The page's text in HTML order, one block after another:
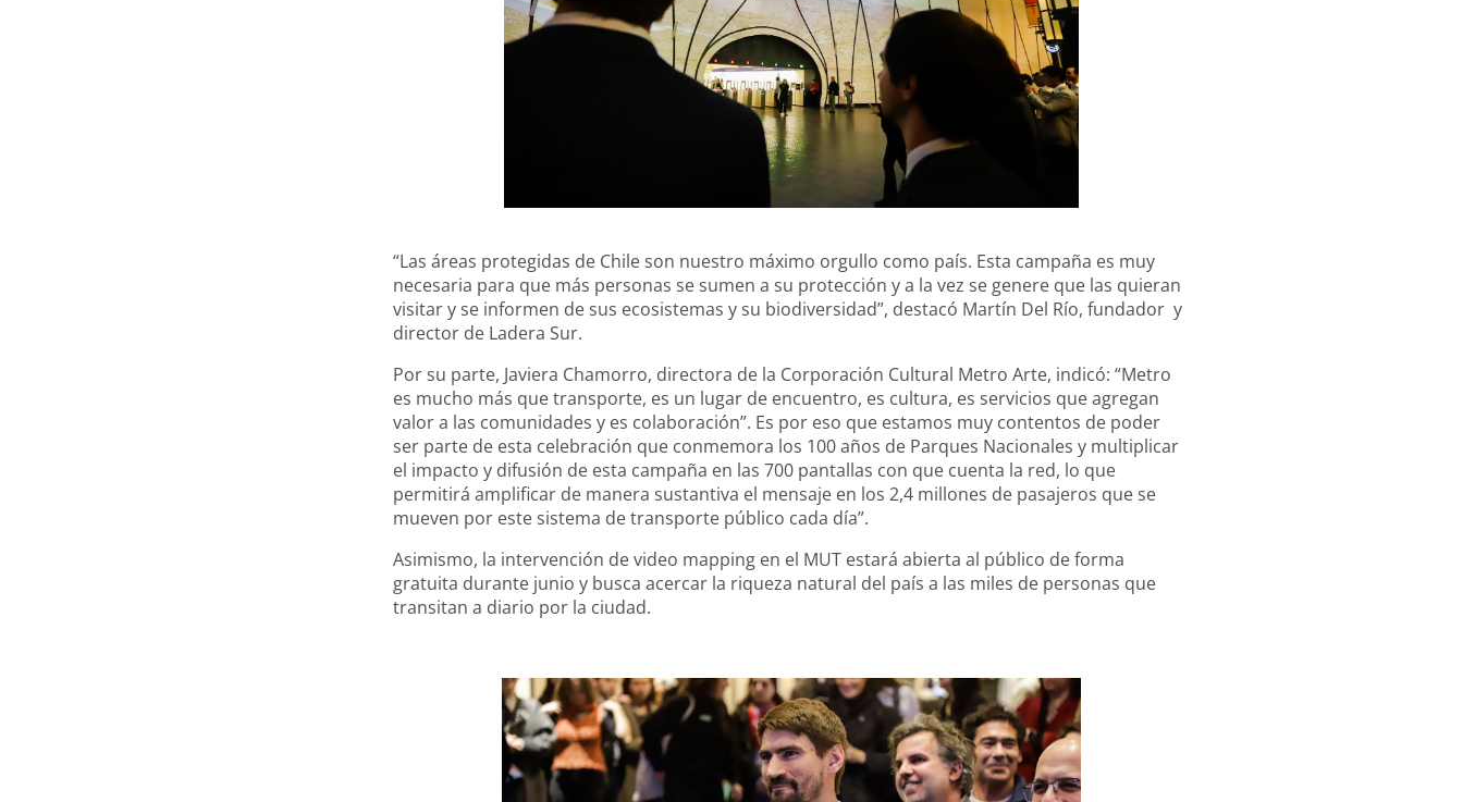
“Las áreas protegidas de Chile son nuestro máximo orgullo como país. Esta campaña es muy
necesaria para que más personas se sumen a su protección y a la vez se genere que las quieran
visitar y se informen de sus ecosistemas y su biodiversidad”, destacó Martín Del Río, fundador y
director de Ladera Sur.
Por su parte, Javiera Chamorro, directora de la Corporación Cultural Metro Arte, indicó: “Metro
es mucho más que transporte, es un lugar de encuentro, es cultura, es servicios que agregan
valor a las comunidades y es colaboración”. Es por eso que estamos muy contentos de poder
ser parte de esta celebración que conmemora los 100 años de Parques Nacionales y multiplicar
el impacto y difusión de esta campaña en las 700 pantallas con que cuenta la red, lo que
permitirá amplificar de manera sustantiva el mensaje en los 2,4 millones de pasajeros que se
mueven por este sistema de transporte público cada día”.
Asimismo, la intervención de video mapping en el MUT estará abierta al público de forma
gratuita durante junio y busca acercar la riqueza natural del país a las miles de personas que
transitan a diario por la ciudad.